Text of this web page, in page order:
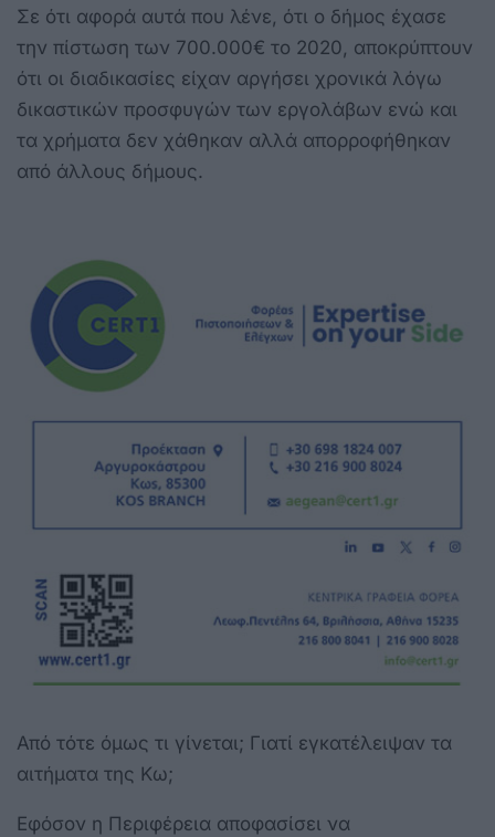
Σε ότι αφορά αυτά που λένε, ότι ο δήμος έχασε
την πίστωση των 700.000€ το 2020, αποκρύπτουν
ότι οι διαδικασίες είχαν αργήσει χρονικά λόγω
δικαστικών προσφυγών των εργολάβων ενώ και
τα χρήματα δεν χάθηκαν αλλά απορροφήθηκαν
από άλλους δήμους.
Από τότε όμως τι γίνεται; Γιατί εγκατέλειψαν τα
αιτήματα της Κω;
Εφόσον η Περιφέρεια αποφασίσει να